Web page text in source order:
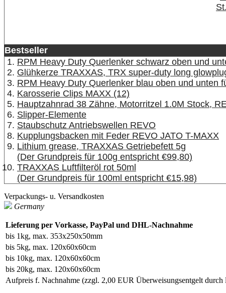
Bestseller
RPM Heavy Duty Querlenker schwarz oben und
Glühkerze TRAXXAS, TRX super-duty long
RPM Heavy Duty Querlenker blau oben und unten
Karosserie Clips MAXX (12)
Hauptzahnrad 38 Zähne, Motorritzel 1.0M Stock,
Slipper-Elemente
Staubschutz Antriebswellen REVO
Kupplungsbacken mit Feder REVO JATO T-MAXX
Lithium grease, TRAXXAS Getriebefett 5g
(Der Grundpreis für 100g entspricht €99,80)
TRAXXAS Luftfilteröl rot 50ml
(Der Grundpreis für 100ml entspricht €15,98)
Verpackungs- u. Versandkosten
Germany
Lieferung per Vorkasse, PayPal und DHL-Nachnahme
bis 1kg, max. 353x250x50mm
bis 5kg, max. 120x60x60cm
bis 10kg, max. 120x60x60cm
bis 20kg, max. 120x60x60cm
Aufpreis f. Nachnahme (zzgl. 2,00 EUR Überweisungsentgelt